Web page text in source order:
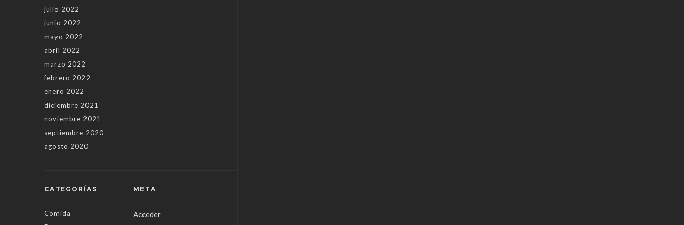
julio 2022
junio 2022
mayo 2022
abril 2022
marzo 2022
febrero 2022
enero 2022
diciembre 2021
noviembre 2021
septiembre 2020
agosto 2020
CATEGORÍAS
Comida
META
Acceder